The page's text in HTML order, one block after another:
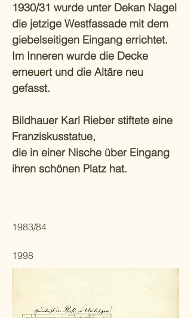
1930/31 wurde unter Dekan Nagel
die jetzige Westfassade mit dem
giebelseitigen Eingang errichtet.
Im Inneren wurde die Decke
erneuert und die Altäre neu
gefasst.
Bildhauer Karl Rieber stiftete eine
Franziskusstatue,
die in einer Nische über Eingang
ihren schönen Platz hat.
1983/84
1998